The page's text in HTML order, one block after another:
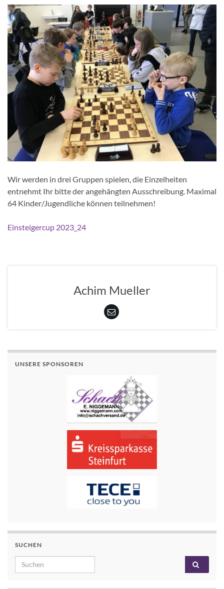
Wir werden in drei Gruppen spielen, die Einzelheiten
entnehmt Ihr bitte der angehängten Ausschreibung. Maximal
64 Kinder/Jugendliche können teilnehmen!
Einsteigercup 2023_24
Achim Mueller
UNSERE SPONSOREN
SUCHEN
Search for: